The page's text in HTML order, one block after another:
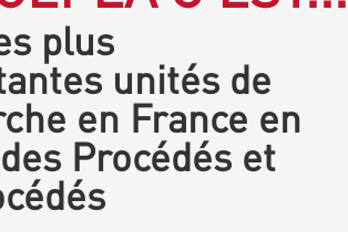
plus
unités de
en France en
Procédés et